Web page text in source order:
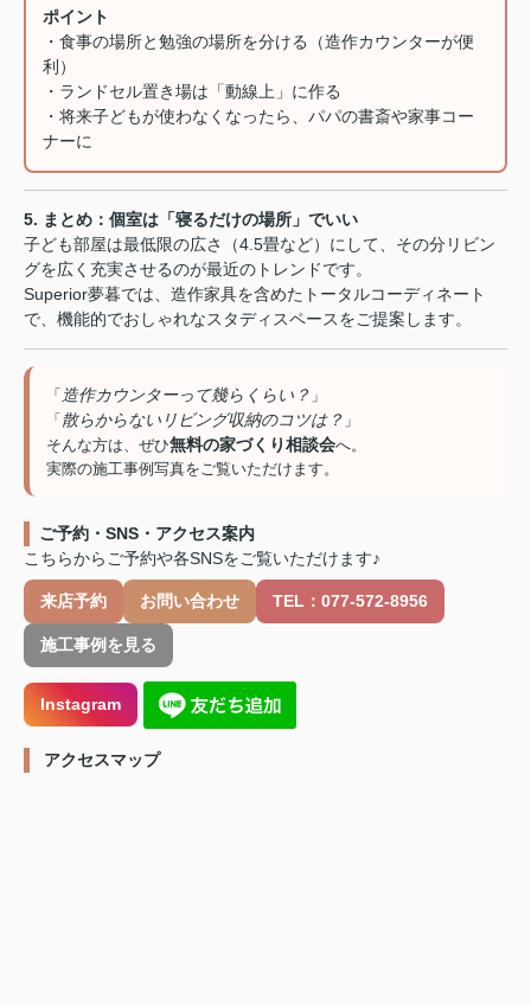
ポイント
・食事の場所と勉強の場所を分ける（造作カウンターが便
利）
・ランドセル置き場は「動線上」に作る
・将来子どもが使わなくなったら、パパの書斎や家事コー
ナーに
5. まとめ：個室は「寝るだけの場所」でいい
子ども部屋は最低限の広さ（4.5畳など）にして、その分リビン
グを広く充実させるのが最近のトレンドです。
Superior夢暮では、造作家具を含めたトータルコーディネート
で、機能的でおしゃれなスタディスペースをご提案します。
「 造作カウンターって幾らくらい？ 」
「 散らからないリビング収納のコツは？ 」
そんな方は、ぜひ無料の家づくり相談会へ。
実際の施工事例写真をご覧いただけます。
ご予約・SNS・アクセス案内
こちらからご予約や各SNSをご覧いただけます♪
来店予約 お問い合わせ TEL：077-572-8956
施工事例を見る
Instagram
️ アクセスマップ